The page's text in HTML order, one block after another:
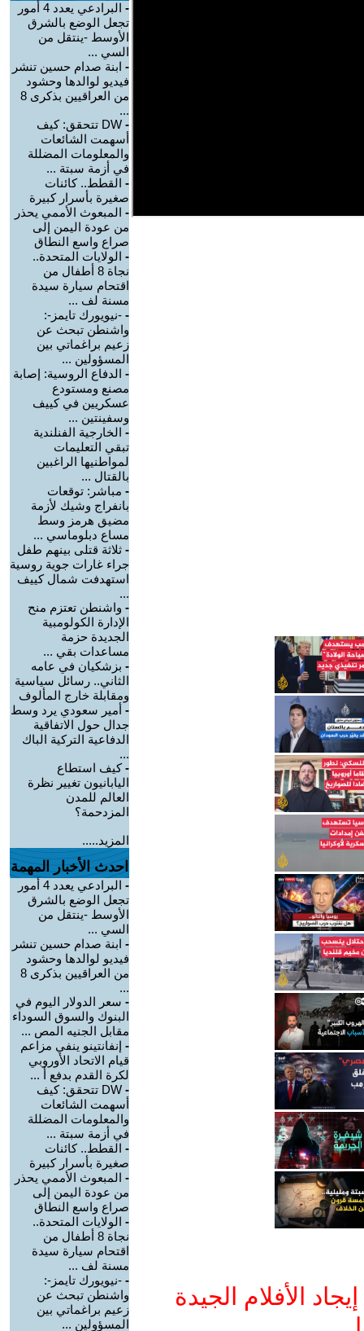
الأفلام الجيدة
-
البرادعي يعدد 4 أمور
تجعل الوضع بالشرق
الأوسط -ينتقل من
السي ...
- ابنة صدام حسين تنشر
فيديو لوالدها وحشود
من العراقيين بذكرى 8
...
-
DW تتحقق: كيف
أسهمت الشائعات
والمعلومات المضللة
في أزمة سبتة ...
- القطط.. كائنات
صغيرة بأسرار كبيرة
- المبعوث الأممي يحذر
من عودة اليمن إلى
صراع واسع النطاق
- الولايات المتحدة..
نجاة 8 أطفال من
اقتحام سيارة سيدة
مسنة لف ...
- -نيويورك تايمز-:
واشنطن تبحث عن
زعيم براغماتي بين
المسؤولين ...
- الدفاع الروسية: إصابة
مصنع ومستودع
عسكريين في كييف
وسفينتين ...
- الخارجية الفنلندية
تبقي التعليمات
لمواطنيها الراغبين
بالقتال ...
- مباشر: توقعات
بانفراج وشيك لأزمة
مضيق هرمز وسط
مساع دبلوماسي ...
- ثلاثة قتلى بينهم طفل
جراء غارات جوية روسية
استهدفت شمال كييف
...
- واشنطن تعتزم منح
الإدارة الكولومبية
الجديدة حزمة
مساعدات بقي ...
- بزشكيان في عامه
الثاني.. رسائل سياسية
ومقابلة خارج المألوف
- أمير سعودي يرد وسط
جدال حول الاتفاقية
الدفاعية التركية الباك
...
-كيف استطاع
اليابانيون تغيير نظرة
العالم للمدن
المزدحمة؟
المزيد.....
احدث الأخبار المهمة
-
البرادعي يعدد 4 أمور
تجعل الوضع بالشرق
الأوسط -ينتقل من
السي ...
- ابنة صدام حسين تنشر
فيديو لوالدها وحشود
من العراقيين بذكرى 8
...
- سعر الدولار اليوم في
البنوك والسوق السوداء
مقابل الجنيه المص ...
- إنفانتينو ينفي مزاعم
قيام الاتحاد الأوروبي
لكرة القدم بدفع أ ...
-
DW تتحقق: كيف
أسهمت الشائعات
والمعلومات المضللة
في أزمة سبتة ...
- القطط.. كائنات
صغيرة بأسرار كبيرة
- المبعوث الأممي يحذر
من عودة اليمن إلى
صراع واسع النطاق
- الولايات المتحدة..
نجاة 8 أطفال من
اقتحام سيارة سيدة
مسنة لف ...
- -نيويورك تايمز-:
واشنطن تبحث عن
زعيم براغماتي بين
المسؤولين ...